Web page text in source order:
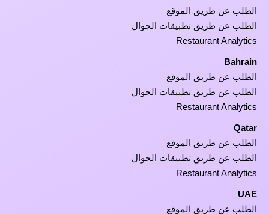
الطلب عن طريق الموقع
الطلب عن طريق تطبيقات الجوال
Restaurant Analytics
Bahrain
الطلب عن طريق الموقع
الطلب عن طريق تطبيقات الجوال
Restaurant Analytics
Qatar
الطلب عن طريق الموقع
الطلب عن طريق تطبيقات الجوال
Restaurant Analytics
UAE
الطلب عن طريق الموقع